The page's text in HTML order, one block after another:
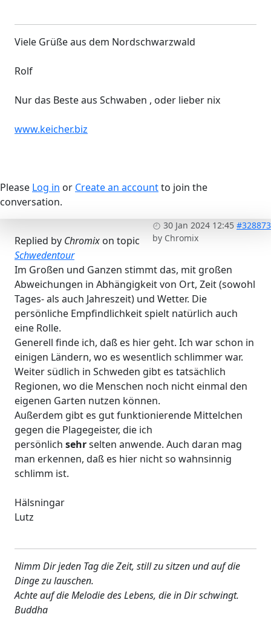
Viele Grüße aus dem Nordschwarzwald
Rolf
Nur das Beste aus Schwaben , oder lieber nix
www.keicher.biz
Please Log in or Create an accountto join the
conversation.
30 Jan 2024 12:45 #328873
by Chromix
Replied by Chromixon topic
Schwedentour
Im Großen und Ganzen stimmt das, mit großen
Abweichungen in Abhängigkeit von Ort, Zeit (sowohl
Tages- als auch Jahreszeit) und Wetter. Die
persönliche Empfindlichkeit spielt natürlich auch
eine Rolle.
Generell finde ich, daß es hier geht. Ich war schon in
einigen Ländern, wo es wesentlich schlimmer war.
Weiter südlich in Schweden gibt es tatsächlich
Regionen, wo die Menschen noch nicht einmal den
eigenen Garten nutzen können.
Außerdem gibt es gut funktionierende Mittelchen
gegen die Plagegeister, die ich
persönlich sehrselten anwende. Auch daran mag
man erkennen, daß es hier nicht so wahnsinnig
schlimm ist.
Hälsningar
Lutz
Nimm Dir jeden Tag die Zeit, still zu sitzen und auf die
Dinge zu lauschen.
Achte auf die Melodie des Lebens, die in Dir schwingt.
Buddha